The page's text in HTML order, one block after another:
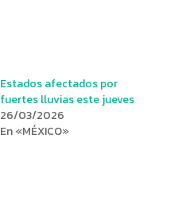
Estados afectados por
fuertes lluvias este jueves
26/03/2026
En «MÉXICO»